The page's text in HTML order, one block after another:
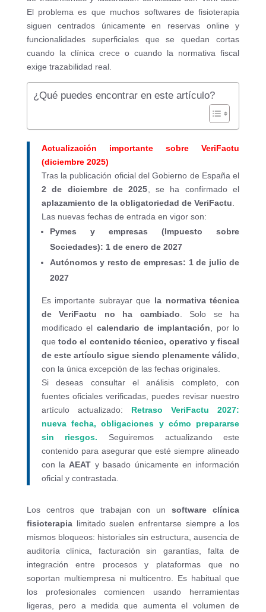
El problema es que muchos softwares de fisioterapia
siguen centrados únicamente en reservas online y
funcionalidades superficiales que se quedan cortas
cuando la clínica crece o cuando la normativa fiscal
exige trazabilidad real.
¿Qué puedes encontrar en este artículo?
Actualización importante sobre VeriFactu
(diciembre 2025)
Tras la publicación oficial del Gobierno de España el
2 de diciembre de 2025, se ha confirmado el
aplazamiento de la obligatoriedad de VeriFactu.
Las nuevas fechas de entrada en vigor son:
Pymes y empresas (Impuesto sobre
Sociedades): 1 de enero de 2027
Autónomos y resto de empresas: 1 de julio de
2027
Es importante subrayar que la normativa técnica
de VeriFactu no ha cambiado. Solo se ha
modificado el calendario de implantación, por lo
quetodo el contenido técnico, operativo y fiscal
de este artículo sigue siendo plenamente válido,
con la única excepción de las fechas originales.
Si deseas consultar el análisis completo, con
fuentes oficiales verificadas, puedes revisar nuestro
artículo actualizado: Retraso VeriFactu 2027:
nueva fecha, obligaciones y cómo prepararse
sin riesgos. Seguiremos actualizando este
contenido para asegurar que esté siempre alineado
con laAEAT y basado únicamente en información
oficial y contrastada.
Los centros que trabajan con unsoftware clínica
fisioterapialimitado suelen enfrentarse siempre a los
mismos bloqueos: historiales sin estructura, ausencia de
auditoría clínica, facturación sin garantías, falta de
integración entre procesos y plataformas que no
soportan multiempresa ni multicentro. Es habitual que
los profesionales comiencen usando herramientas
ligeras, pero a medida que aumenta el volumen de